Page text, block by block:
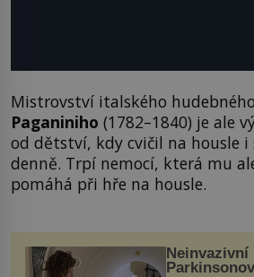
Mistrovství italského
Paganiniho (1782–1840) je ale
od dětství, kdy cvičil na housle i
denně. Trpí nemocí, která mu
pomáhá při hře na housle.
Neinvazivní